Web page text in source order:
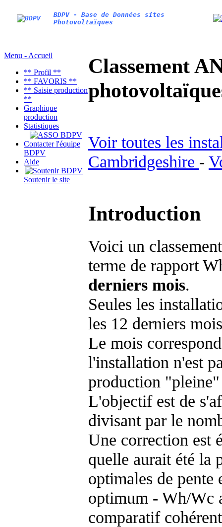
BDPV - Base de Données sites
Photovoltaïques
Menu - Accueil
** Profil **
** FAVORIS **
** Saisie production
**
Graphique
production
Statistiques
Contacter l'équipe
BDPV
Aide
Soutenir le site
Classement
Voir toutes les
Cambridgeshire -
Introduction
Voici un
terme de rapport
derniers mois.
Seules les
les 12 derniers
Le mois
l'installation n'est
production "pleine"
L'objectif est de
divisant par le
Une correction est
quelle aurait été la
optimales de
optimum - Wh/Wc
comparatif